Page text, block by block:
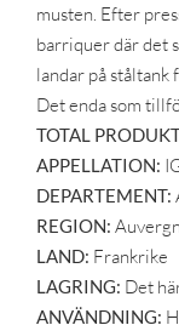
musten. Efter
barriquer där det
landar på ståltank
Det enda som
TOTAL
APPELLATION:
DEPARTEMENT:
REGION:
LAND: Frankrike
LAGRING: Det
ANVÄNDNING: